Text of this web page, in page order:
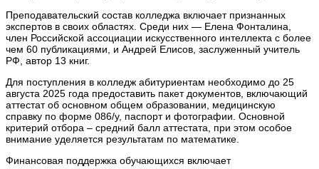
Преподавательский состав колледжа включает признанных
экспертов в своих областях. Среди них — Елена Фонталина,
член Российской ассоциации искусственного интеллекта с более
чем 60 публикациями, и Андрей Елисов, заслуженный учитель
РФ, автор 13 книг.
Для поступления в колледж абитуриентам необходимо до 25
августа 2025 года предоставить пакет документов, включающий
аттестат об основном общем образовании, медицинскую
справку по форме 086/у, паспорт и фотографии. Основной
критерий отбора – средний балл аттестата, при этом особое
внимание уделяется результатам по математике.
Финансовая поддержка обучающихся включает